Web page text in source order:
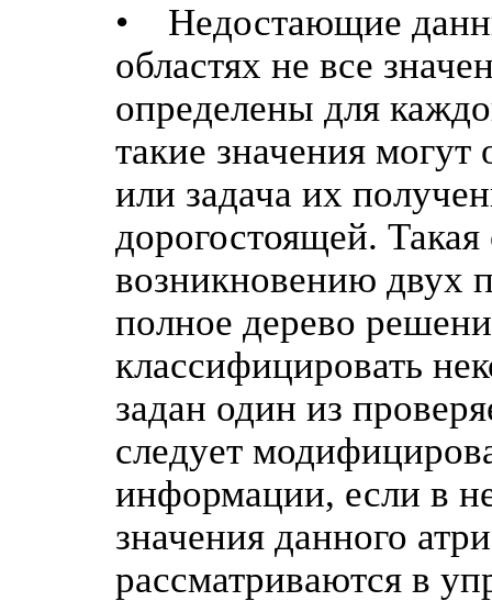
• Недостающие
областях не все
определены для
такие значения могут
или задача их
дорогостоящей.
возникновению двух
полное дерево
классифицировать
задан один из
следует
информации, если в
значения данного
рассматриваются в